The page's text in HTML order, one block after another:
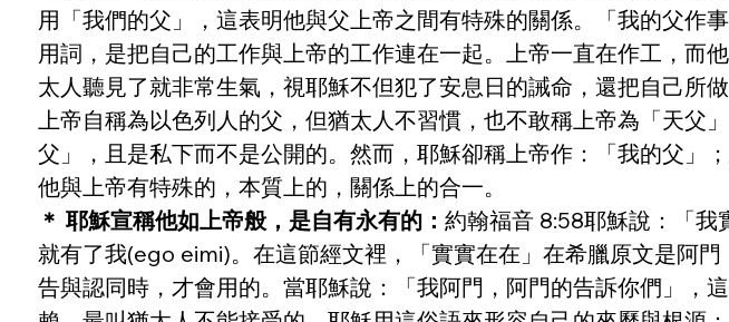
用「我們的父」，這表明他與父上帝之間有特殊的關係。「我的父
用詞，是把自己的工作與上帝的工作連在一起。上帝一直在作工，而
太人聽見了就非常生氣，視耶穌不但犯了安息日的誡命，還把自己所
上帝自稱為以色列人的父，但猶太人不習慣，也不敢稱上帝為「天
父」，且是私下而不是公開的。然而，耶穌卻稱上帝作：「我的父」
他與上帝有特殊的，本質上的，關係上的合一。
＊ 耶穌宣稱他如上帝般，是自有永有的：約翰福音 8:58耶穌說：「我
就有了我(ego eimi)。在這節經文裡，「實實在在」在希臘原文是阿
告與認同時，才會用的。當耶穌說：「我阿門，阿門的告訴你們」，